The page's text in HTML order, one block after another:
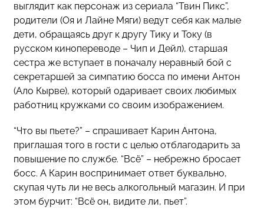
выглядит как персонаж из сериала “Твин Пикс”,
родители (Оя и Лайне Мяги) ведут себя как малые
дети, обращаясь друг к другу Тику и Току (в
русском кинопереводе – Чип и Дейл), старшая
сестра же вступает в поначалу неравный бой с
секретаршей за симпатию босса по имени Антон
(Ало Кырве), который одаривает своих любимых
работниц кружками со своим изображением.
“Что вы пьете?” – спрашивает Карин Антона,
приглашая того в гости с целью отблагодарить за
повышение по службе. “Всё” – небрежно бросает
босс. А Карин воспринимает ответ буквально,
скупая чуть ли не весь алкогольный магазин. И при
этом бурчит: “Всё он, видите ли, пьет”.